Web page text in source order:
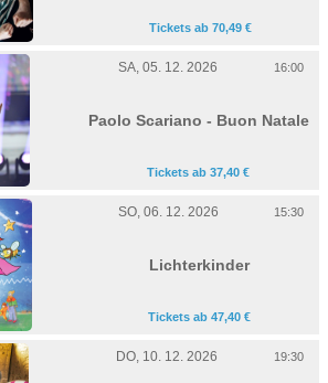
Tickets ab 70,49 €
SA, 05. 12. 2026 16:00
Paolo Scariano - Buon Natale
Tickets ab 37,40 €
SO, 06. 12. 2026 15:30
Lichterkinder
Tickets ab 47,40 €
DO, 10. 12. 2026 19:30